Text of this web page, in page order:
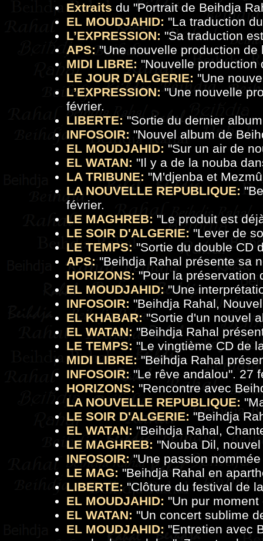
Extraits du "Portrait de Beihdja
EL MOUDJAHID: "La traduction
L’EXPRESSION: "Sa traduction
APS: "Une nouvelle production
MIDI LIBRE: "Nouvelle production
LE JOUR D'ALGERIE: "Une
L’EXPRESSION: "Une nouvelle
février.
LIBERTE: "Sortie du dernier
INFOSOIR: "Nouvel album de
EL MOUDJAHID: "Sur un air de
EL WATAN: "Il y a de la nouba
LA TRIBUNE: "M'djenba et
LA NOUVELLE REPUBLIQUE: "
février.
LE MAGHREB: "Le produit est
LE SOIR D'ALGERIE: "Lever de
LE TEMPS: "Sortie du double CD
APS: "Beihdja Rahal présente sa
HORIZONS: "Pour la préservation
EL MOUDJAHID: "Une
INFOSOIR: "Beihdja Rahal,
EL KHABAR: "Sortie d'un nouvel
EL WATAN: "Beihdja Rahal
LE TEMPS: "Le vingtième CD de
MIDI LIBRE: "Beihdja Rahal
INFOSOIR: "Le rêve andalou". 27
HORIZONS: "Rencontre avec
LA NOUVELLE REPUBLIQUE: "
LE SOIR D'ALGERIE: "Beihdja
EL WATAN: "Beihdja Rahal,
LE MAGHREB: "Nouba Dil,
INFOSOIR: "Une passion
LE MAG: "Beihdja Rahal en
LIBERTE: "Clôture du festival de
EL MOUDJAHID: "Un pur
EL WATAN: "Un concert sublime
EL MOUDJAHID: "Entretien avec